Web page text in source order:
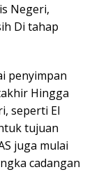
Negeri,
Di tahap
penyimpan
Hingga
seperti El
tujuan
juga mulai
cadangan